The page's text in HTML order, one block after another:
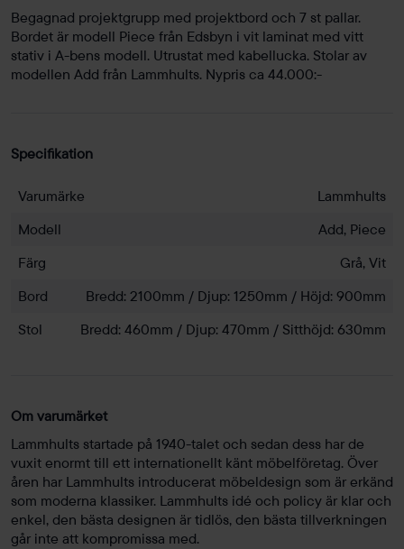
Begagnad projektgrupp med projektbord och 7 st pallar.
Bordet är modell Piece från Edsbyn i vit laminat med vitt
stativ i A-bens modell. Utrustat med kabellucka. Stolar av
modellen Add från Lammhults. Nypris ca 44.000:-
Specifikation
Varumärke
Lammhults
Modell
Add, Piece
Färg
Grå, Vit
Bord
Bredd: 2100mm / Djup: 1250mm / Höjd: 900mm
Stol
Bredd: 460mm / Djup: 470mm / Sitthöjd: 630mm
Om varumärket
Lammhults startade på 1940-talet och sedan dess har de
vuxit enormt till ett internationellt känt möbelföretag. Över
åren har Lammhults introducerat möbeldesign som är erkänd
som moderna klassiker. Lammhults idé och policy är klar och
enkel, den bästa designen är tidlös, den bästa tillverkningen
går inte att kompromissa med.